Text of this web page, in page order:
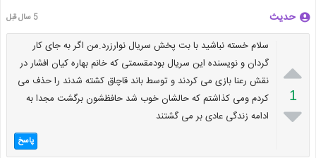
حدیث 5 سال قبل

1

سلام خسته نباشید با بت پخش سریال نوارزرد.من اگر به جای کار
گردان و نویسنده این سریال بودمقسمتی که خانم بهاره کیان افشار در
نقش رعنا بازی می کردند و توسط باند قاچاق کشته شدند را حذف می
کردم ومی کذاشتم که حالشان خوب شد حافظشون برگشت مجدا به
ادامه زندگی عادی بر می گشتند
پاسخ